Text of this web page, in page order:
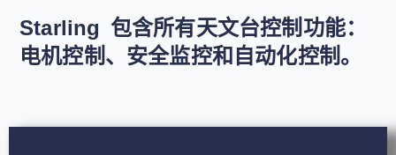
Starling 包含所有天文台控制功能：
电机控制、安全监控和自动化控制。